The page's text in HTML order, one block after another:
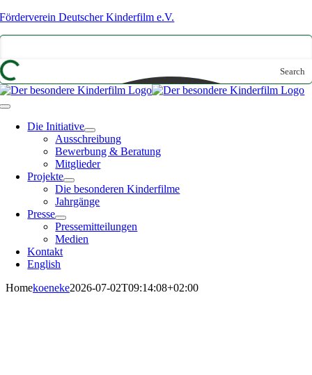
Zum
Förderverein Deutscher Kinderfilm e.V.
Search
Toggle
NavigationDie Initiative
Ausschreibung
Bewerbung & Beratung
Mitglieder
Projekte
Die besonderen Kinderfilme
Jahrgänge
Presse
Pressemitteilungen
Medien
Kontakt
English
Homekoeneke2026-07-02T09:14:08+02:00